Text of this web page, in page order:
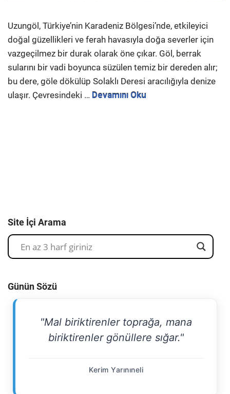
Uzungöl, Türkiye’nin Karadeniz Bölgesi’nde, etkileyici
doğal güzellikleri ve ferah havasıyla doğa severler için
vazgeçilmez bir durak olarak öne çıkar. Göl, berrak
sularını bir vadi boyunca süzülen temiz bir dereden alır;
bu dere, göle dökülüp Solaklı Deresi aracılığıyla denize
ulaşır. Çevresindeki … Devamını Oku
Site İçi Arama
Günün Sözü
"Mal biriktirenler toprağa, mana
biriktirenler gönüllere sığar."
Kerim Yarınıneli